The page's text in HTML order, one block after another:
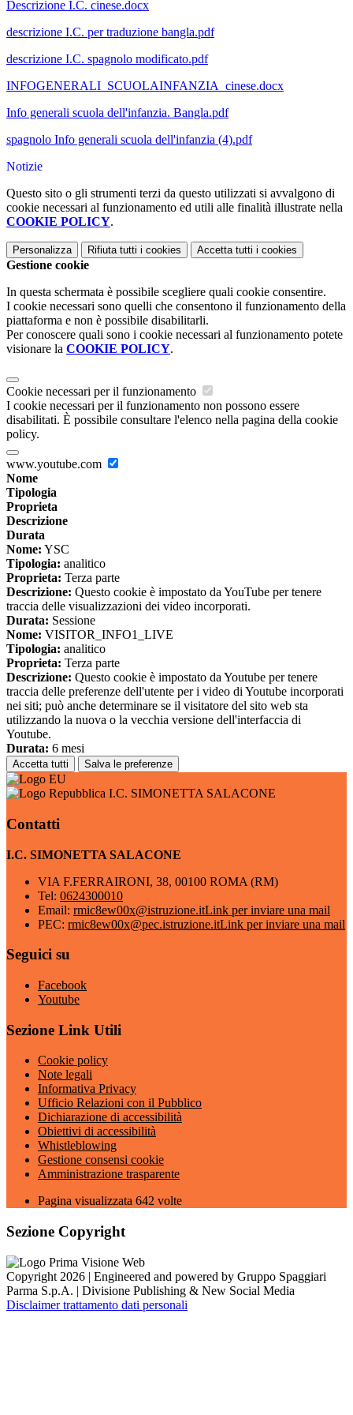
Descrizione I.C. cinese.docx
descrizione I.C. per traduzione bangla.pdf
descrizione I.C. spagnolo modificato.pdf
INFOGENERALI_SCUOLAINFANZIA_cinese.docx
Info generali scuola dell'infanzia. Bangla.pdf
spagnolo Info generali scuola dell'infanzia (4).pdf
Notizie
Questo sito o gli strumenti terzi da questo utilizzati si avvalgono di
cookie necessari al funzionamento ed utili alle finalità illustrate nella
COOKIE POLICY.
Personalizza Rifiuta tutti i cookies Accetta tutti i cookies
Gestione cookie
In questa schermata è possibile scegliere quali cookie consentire.
I cookie necessari sono quelli che consentono il funzionamento della
piattaforma e non è possibile disabilitarli.
Per conoscere quali sono i cookie necessari al funzionamento potete
visionare la COOKIE POLICY.
Cookie necessari per il funzionamento
I cookie necessari per il funzionamento non possono essere
disabilitati. È possibile consultare l'elenco nella pagina della cookie
policy.
www.youtube.com
Nome
Tipologia
Proprieta
Descrizione
Durata
Nome: YSC
Tipologia: analitico
Proprieta: Terza parte
Descrizione: Questo cookie è impostato da YouTube per tenere
traccia delle visualizzazioni dei video incorporati.
Durata: Sessione
Nome: VISITOR_INFO1_LIVE
Tipologia: analitico
Proprieta: Terza parte
Descrizione: Questo cookie è impostato da Youtube per tenere
traccia delle preferenze dell'utente per i video di Youtube incorporati
nei siti; può anche determinare se il visitatore del sito web sta
utilizzando la nuova o la vecchia versione dell'interfaccia di
Youtube.
Durata: 6 mesi
Accetta tutti Salva le preferenze
I.C. SIMONETTA SALACONE
Contatti
I.C. SIMONETTA SALACONE
VIA F.FERRAIRONI, 38, 00100 ROMA (RM)
Tel: 0624300010
Email: rmic8ew00x@istruzione.itLink per inviare una mail
PEC: rmic8ew00x@pec.istruzione.itLink per inviare una mail
Seguici su
Facebook
Youtube
Sezione Link Utili
Cookie policy
Note legali
Informativa Privacy
Ufficio Relazioni con il Pubblico
Dichiarazione di accessibilità
Obiettivi di accessibilità
Whistleblowing
Gestione consensi cookie
Amministrazione trasparente
Pagina visualizzata 642 volte
Sezione Copyright
Copyright 2026 | Engineered and powered by Gruppo Spaggiari
Parma S.p.A. | Divisione Publishing & New Social Media
Disclaimer trattamento dati personali